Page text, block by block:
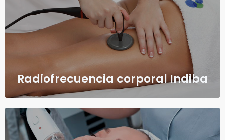
Radiofrecuencia corporal Indiba